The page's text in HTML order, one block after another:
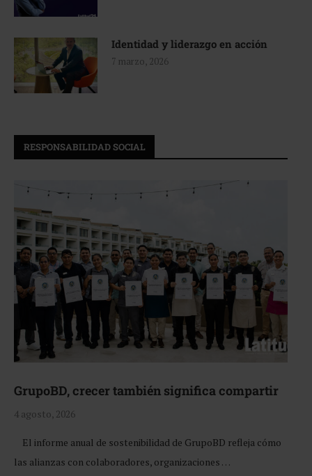
Identidad y liderazgo en acción
7 marzo, 2026
RESPONSABILIDAD SOCIAL
GrupoBD, crecer también significa compartir
4 agosto, 2026
El informe anual de sostenibilidad de GrupoBD refleja cómo
las alianzas con colaboradores, organizaciones …